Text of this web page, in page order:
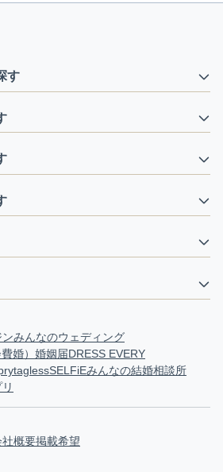
す
みんなのウェディング
婚） 婚姻届DRESS EVERY
taglessSELFiEみんなの結婚相談所
社概要掲載希望